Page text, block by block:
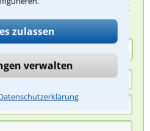
zulassen
verwalten
durch einen Anwalt